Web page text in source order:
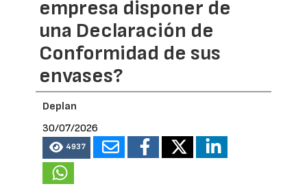
empresa disponer de
una Declaración de
Conformidad de sus
envases?
Deplan
30/07/2026
4937